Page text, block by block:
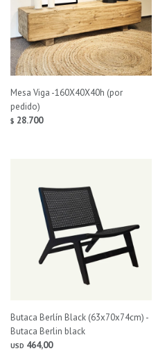
Mesa Viga -160X40X40h (por
pedido)
$ 28.700
Butaca Berlín Black (63x70x74cm) -
Butaca Berlin black
USD 464,00